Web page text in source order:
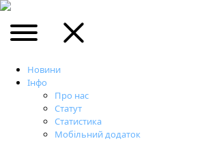
Новини
Інфо
Про нас
Статут
Статистика
Мобільний додаток